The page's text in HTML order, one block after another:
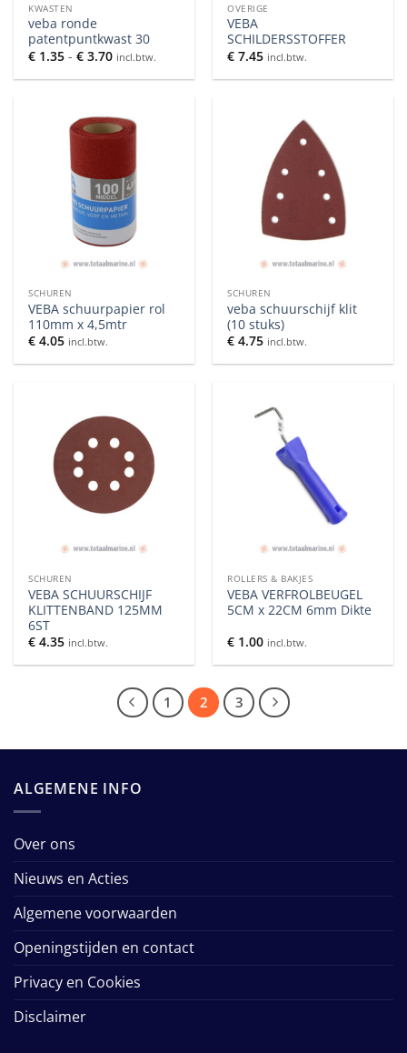
KWASTEN
veba ronde
patentpuntkwast 30
€ 1.35 - € 3.70Prijsklasse:
€ 1.35
tot
incl.btw.
OVERIGE
VEBA
SCHILDERSSTOFFER
€ 7.45 incl.btw.
SCHUREN
VEBA schuurpapier rol
110mm x 4,5mtr
€ 4.05 incl.btw.
SCHUREN
veba schuurschijf klit
(10 stuks)
€ 4.75 incl.btw.
SCHUREN
VEBA SCHUURSCHIJF
KLITTENBAND 125MM
6ST
€ 4.35 incl.btw.
ROLLERS & BAKJES
VEBA VERFROLBEUGEL
5CM x 22CM 6mm Dikte
€ 1.00 incl.btw.
1 2 3
ALGEMENE INFO
Over ons
Nieuws en Acties
Algemene voorwaarden
Openingstijden en contact
Privacy en Cookies
Disclaimer